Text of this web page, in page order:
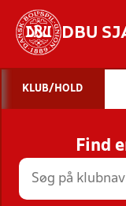
DBU
KLUB/HOLD
Find